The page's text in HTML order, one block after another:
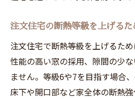
注文住宅の断熱等級を上げる
注文住宅で断熱等級を上げるた
性能の高い窓の採用、隙間の少
ません。等級6や7を目指す場合
床下や開口部など家全体の断熱